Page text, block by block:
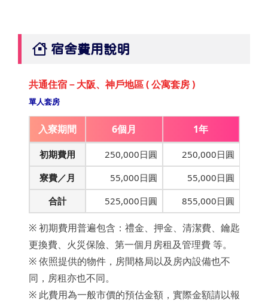
宿舍費用說明
共通住宿－大阪、神戶地區 ( 公寓套房 )
單人套房
入寮期間 6個月 1年
初期費用 250,000日圓
250,000日圓
寮費／月
55,000日圓
55,000日圓
合計
525,000日圓 855,000日圓
※ 初期費用普遍包含：禮金、押金、清潔費、鑰匙
更換費、火災保險、第一個月房租及管理費 等。
※ 依照提供的物件，房間格局以及房內設備也不
同，房租亦也不同。
※ 此費用為一般市價的預估金額，實際金額請以報